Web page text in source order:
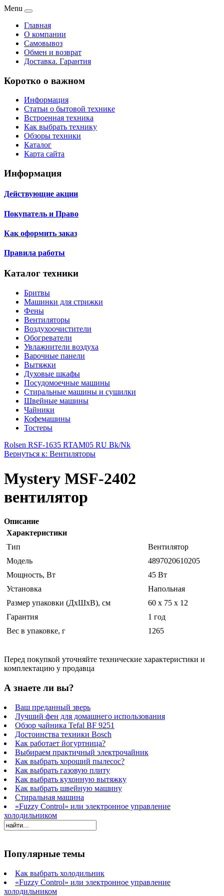
Menu
Главная
О компании
Самовывоз
Обмен и возврат
Доставка. Гарантия
Коротко о важном
Информация
Статьи о бытовой технике
Встроенная техника
Как выбрать технику
Обзоры техники
Каталог
Карта сайта
Информация
Действующие акции
Покупатель и Право
Как оформить заказ
Правила работы
Каталог техники
Бритвы
Машинки для стрижки
Фены
Вентиляторы
Воздухоочистители
Обогреватели
Увлажнители воздуха
Варочные панели
Вытяжки
Духовые шкафы
Посудомоечные машины
Стиральные машины и сушилки
Швейные машины
Чайники
Кофемашины
Тостеры
Rolsen RSF-1635 RTAM05 RU Bk/Nk
Вернуться к: Вентиляторы
Mystery MSF-2402
вентилятор
Описание
Характеристики
Тип
Вентилятор
Модель
4897020610205
Мощность, Вт
45 Вт
Установка
Напольная
Размер упаковки (ДхШхВ), см
60 x 75 x 12
Гарантия
1 год
Вес в упаковке, г
1265
Перед покупкой уточняйте технические характеристики и
комплектацию у продавца
А знаете ли вы?
Ваш преданный зверь
Лучший фен для домашнего использования
Обзор чайника Tefal BF 9251
Достоинства техники Bosch
Как работает йогуртница?
Выбираем практичный электрочайник
Как выбрать хороший пылесос?
Как выбрать газовую плиту
Как выбрать кухонную вытяжку
Как выбрать швейную машину
Стиральная машина
«Fuzzy Control» или электронное управление
холодильником
Популярные темы
Как выбрать холодильник
«Fuzzy Control» или электронное управление
холодильником